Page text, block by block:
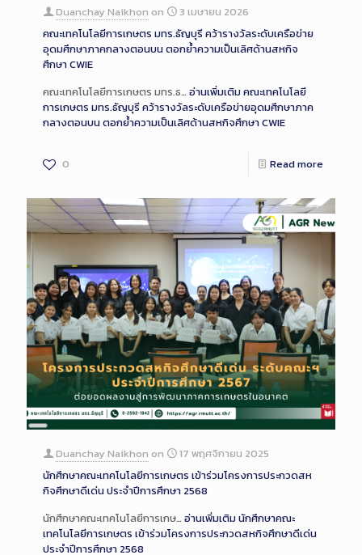
Description
Duanchay Naikhon on
3 เมษายน 2026
คณะเทคโนโลยีการเกษตร มทร.ธัญบุรี คว้ารางวัลระดับเครือข่าย
อุดมศึกษาภาคกลางตอนบน ตอกย้ำความเป็นเลิศด้านสหกิจ
ศึกษา CWIE
คณะเทคโนโลยีการเกษตร มทร.ธ… อ่านเพิ่มเติมคณะเทคโนโลยี
การเกษตร มทร.ธัญบุรี คว้ารางวัลระดับเครือข่ายอุดมศึกษาภาค
กลางตอนบน ตอกย้ำความเป็นเลิศด้านสหกิจศึกษา CWIE
0 Read more
Long
Description
Duanchay Naikhon on
17 พฤศจิกายน 2025
นักศึกษาคณะเทคโนโลยีการเกษตร เข้าร่วมโครงการประกวดสห
กิจศึกษาดีเด่น ประจำปีการศึกษา 2568
นักศึกษาคณะเทคโนโลยีการเกษ… อ่านเพิ่มเติมนักศึกษาคณะ
เทคโนโลยีการเกษตร เข้าร่วมโครงการประกวดสหกิจศึกษาดีเด่น
ประจำปีการศึกษา 2568